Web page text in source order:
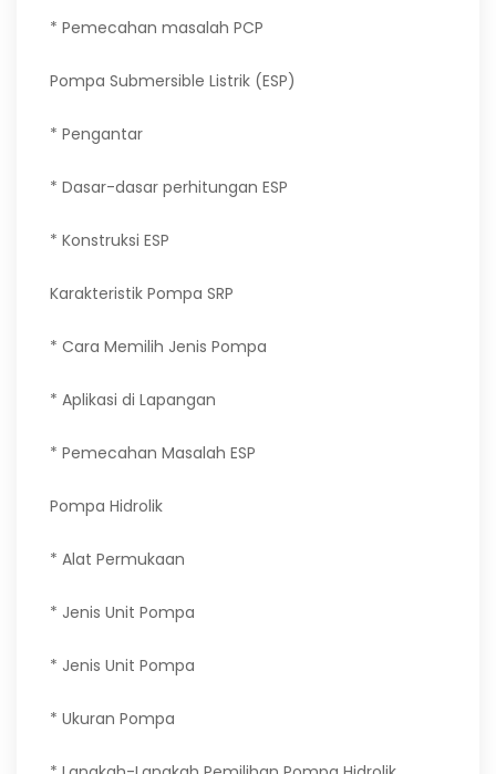
* Pemecahan masalah PCP
Pompa Submersible Listrik (ESP)
* Pengantar
* Dasar-dasar perhitungan ESP
* Konstruksi ESP
Karakteristik Pompa SRP
* Cara Memilih Jenis Pompa
* Aplikasi di Lapangan
* Pemecahan Masalah ESP
Pompa Hidrolik
* Alat Permukaan
* Jenis Unit Pompa
* Jenis Unit Pompa
* Ukuran Pompa